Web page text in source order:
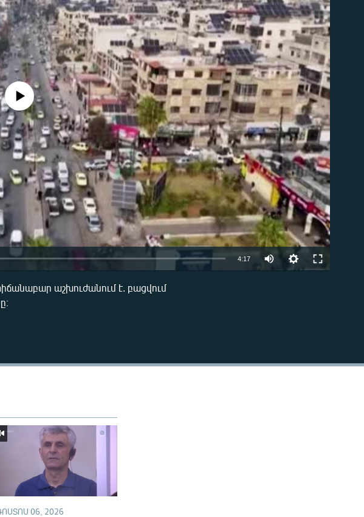
360p
1080p
currently available
4:17 Auto
1080p
աշխուժանում է. բացվում
06, 2026